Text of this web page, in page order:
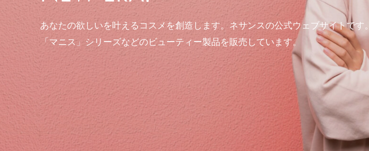
あなたの欲しいを叶えるコスメを創造します。ネサンスの公式ウェブサイトです。
「マニス」シリーズなどのビューティー製品を販売しています。